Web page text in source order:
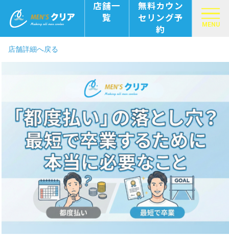
店舗一
覧
無料カウン
セリング予
約
MENU
店舗詳細へ戻る